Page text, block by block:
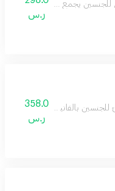
للجنسين يجمع الورد والعود
ر.س
للجنسين بالفانيليا وخشب الصندل
358.0
ر.س